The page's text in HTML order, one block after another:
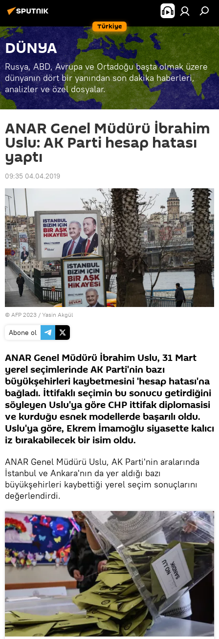
Türkiye
DÜNYA
Rusya, ABD, Avrupa ve Ortadoğu başta olmak üzere
dünyanın dört bir yanından son dakika haberleri,
analizler ve özel dosyalar.
ANAR Genel Müdürü İbrahim
Uslu: AK Parti hesap hatası
yaptı
09:35 04.04.2019
© AFP 2023 / Yasin Akgül
Abone ol
ANAR Genel Müdürü İbrahim Uslu, 31 Mart
yerel seçimlerinde AK Parti'nin bazı
büyükşehirleri kaybetmesini 'hesap hatası'na
bağladı. İttifaklı seçimin bu sonucu getirdiğini
söyleyen Uslu'ya göre CHP ittifak diplomasisi
ve kurduğu esnek modellerde başarılı oldu.
Uslu'ya göre, Ekrem İmamoğlu siyasette kalıcı
iz bırakabilecek bir isim oldu.
ANAR Genel Müdürü Uslu, AK Parti'nin aralarında
İstanbul ve Ankara'nın da yer aldığı bazı
büyükşehirleri kaybettiği yerel seçim sonuçlarını
değerlendirdi.